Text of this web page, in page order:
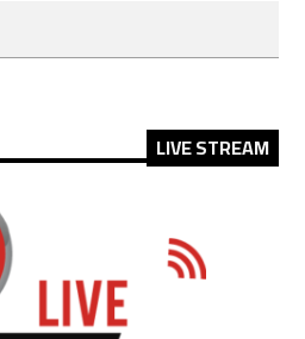
LIVE STREAM